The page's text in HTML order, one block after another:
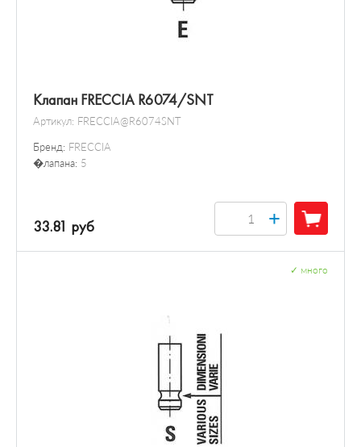
Клапан FRECCIA R6074/SNT
Артикул: FRECCIA@R6074SNT
Бренд: FRECCIA
�лапана: 5
33.81 руб +
много